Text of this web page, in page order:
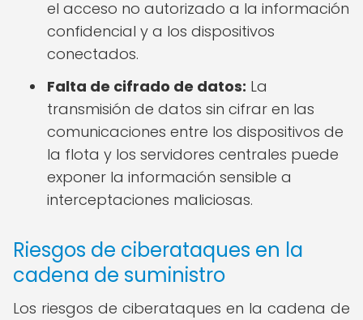
el acceso no autorizado a la información
confidencial y a los dispositivos
conectados.
Falta de cifrado de datos: La
transmisión de datos sin cifrar en las
comunicaciones entre los dispositivos de
la flota y los servidores centrales puede
exponer la información sensible a
interceptaciones maliciosas.
Riesgos de ciberataques en la
cadena de suministro
Los riesgos de ciberataques en la cadena de